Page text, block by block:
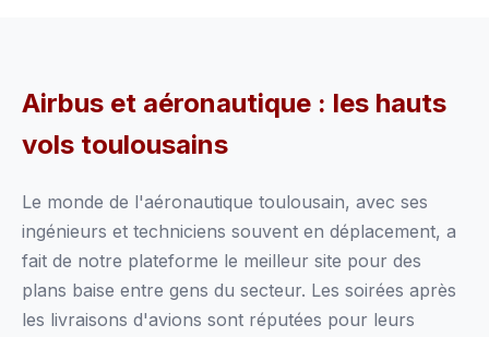
Airbus et aéronautique : les hauts
vols toulousains
Le monde de l'aéronautique toulousain, avec ses
ingénieurs et techniciens souvent en déplacement, a
fait de notre plateforme le meilleur site pour des
plans baise entre gens du secteur. Les soirées après
les livraisons d'avions sont réputées pour leurs